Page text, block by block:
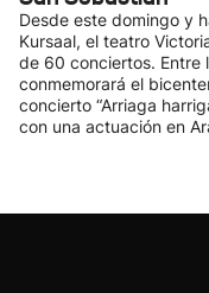
Desde este domingo y
Kursaal, el teatro
de 60 conciertos. Entre
conmemorará el
concierto “Arriaga
con una actuación en